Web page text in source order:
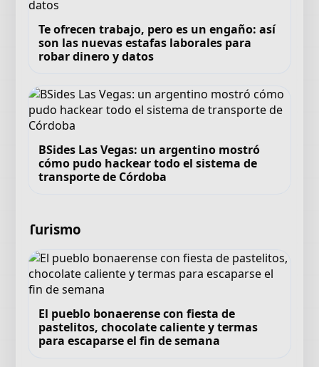
Te ofrecen trabajo, pero es un engaño: así
son las nuevas estafas laborales para
robar dinero y datos
BSides Las Vegas: un argentino mostró
cómo pudo hackear todo el sistema de
transporte de Córdoba
Turismo
El pueblo bonaerense con fiesta de
pastelitos, chocolate caliente y termas
para escaparse el fin de semana